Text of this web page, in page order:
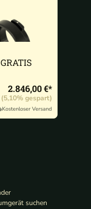
2.846,00 €*
(5,10% gespart)
Kostenloser Versand
suchen